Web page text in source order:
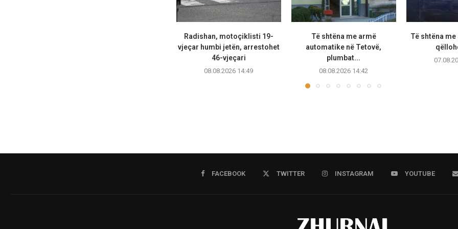
Radishan, motoçiklisti 19-
vjeçar humbi jetën, arrestohet
46-vjeçari
08.08.2026 14:49
Të shtëna me armë
automatike në Tetovë,
plumbat...
08.08.2026 14:42
Të shtëna
FACEBOOK TWITTER INSTAGRAM YOUTUBE